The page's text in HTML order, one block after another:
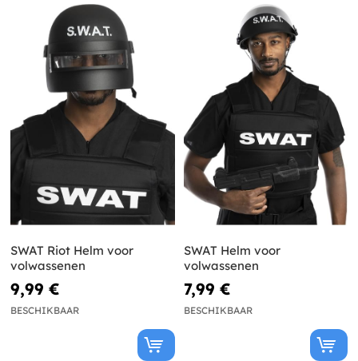
SWAT Riot Helm voor
volwassenen
9,99 €
BESCHIKBAAR
SWAT Helm voor
volwassenen
7,99 €
BESCHIKBAAR